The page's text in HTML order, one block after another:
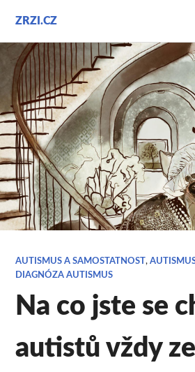
obsahu
webu
ZRZI.CZ
AUTISMUS A SAMOSTATNOST,
DIAGNÓZA AUTISMUS
Na co jste se
autistů vždy